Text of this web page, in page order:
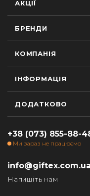
АКЦІЇ
БРЕНДИ
КОМПАНІЯ
ІНФОРМАЦІЯ
ДОДАТКОВО
+38 (073) 855-88-
Ми зараз не працюємо
info@giftex.com.ua
Напишіть нам